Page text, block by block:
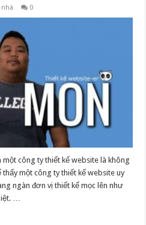
0
công ty thiết kế website là không
một công ty thiết kế website uy
ngàn đơn vị thiết kế mọc lên như
liệt. …